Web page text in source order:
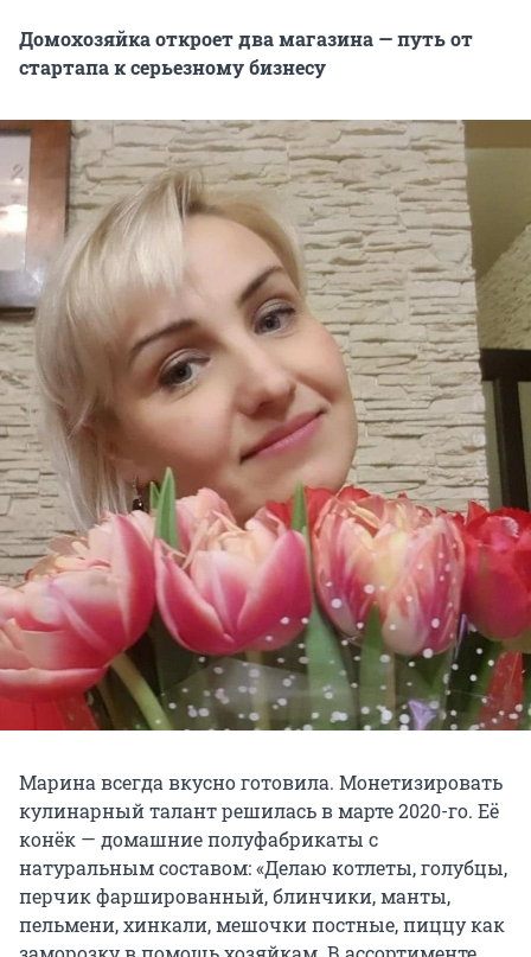
Домохозяйка откроет два магазина — путь от
стартапа к серьезному бизнесу
Марина всегда вкусно готовила. Монетизировать
кулинарный талант решилась в марте 2020-го. Её
конёк — домашние полуфабрикаты с
натуральным составом: «Делаю котлеты, голубцы,
перчик фаршированный, блинчики, манты,
пельмени, хинкали, мешочки постные, пиццу как